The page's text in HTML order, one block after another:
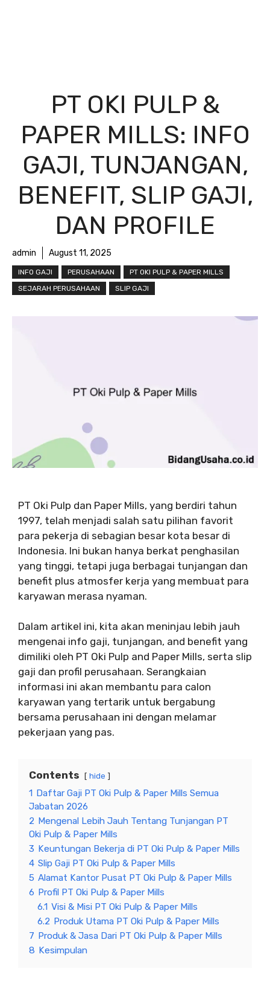
PT OKI PULP &
PAPER MILLS: INFO
GAJI, TUNJANGAN,
BENEFIT, SLIP GAJI,
DAN PROFILE
admin August 11, 2025
INFO GAJI PERUSAHAAN
PT OKI PULP & PAPER MILLS
SEJARAH PERUSAHAAN
SLIP GAJI
PT Oki Pulp dan Paper Mills, yang berdiri tahun
1997, telah menjadi salah satu pilihan favorit
para pekerja di sebagian besar kota besar di
Indonesia. Ini bukan hanya berkat penghasilan
yang tinggi, tetapi juga berbagai tunjangan dan
benefit plus atmosfer kerja yang membuat para
karyawan merasa nyaman.
Dalam artikel ini, kita akan meninjau lebih jauh
mengenai info gaji, tunjangan, and benefit yang
dimiliki oleh PT Oki Pulp and Paper Mills, serta slip
gaji dan profil perusahaan. Serangkaian
informasi ini akan membantu para calon
karyawan yang tertarik untuk bergabung
bersama perusahaan ini dengan melamar
pekerjaan yang pas.
Contents hide
1 Daftar Gaji PT Oki Pulp & Paper Mills Semua
Jabatan 2026
2 Mengenal Lebih Jauh Tentang Tunjangan PT
Oki Pulp & Paper Mills
3 Keuntungan Bekerja di PT Oki Pulp & Paper Mills
4 Slip Gaji PT Oki Pulp & Paper Mills
5 Alamat Kantor Pusat PT Oki Pulp & Paper Mills
6 Profil PT Oki Pulp & Paper Mills
6.1 Visi & Misi PT Oki Pulp & Paper Mills
6.2 Produk Utama PT Oki Pulp & Paper Mills
7 Produk & Jasa Dari PT Oki Pulp & Paper Mills
8 Kesimpulan